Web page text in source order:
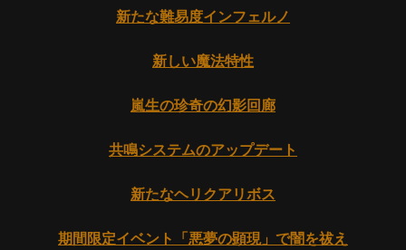
新たな難易度インフェルノ
新しい魔法特性
嵐生の珍奇の幻影回廊
共鳴システムのアップデート
新たなヘリクアリボス
期間限定イベント「悪夢の顕現」で闇を祓え